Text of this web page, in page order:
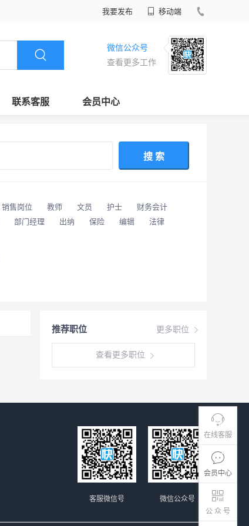
我要发布 移动端
微信公众号
查看更多工作
联系客服 会员中心
在线客服
会员中心
公 众 号
搜 索
销售岗位 教师 文员 护士
财务会计
部门经理 出纳 保险 编辑
法律
更多职位
推荐职位
查看更多职位
微信公众号
客服微信号